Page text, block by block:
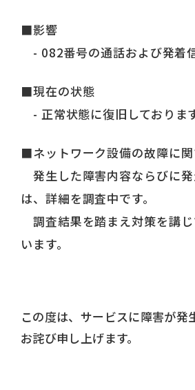
■影響
- 082番号の通話および発着
■現在の状態
- 正常状態に復旧しております
■ネットワーク設備の故障に
発生した障害内容ならびに
は、詳細を調査中です。
調査結果を踏まえ対策を講
います。
この度は、サービスに障害が発
お詫び申し上げます。